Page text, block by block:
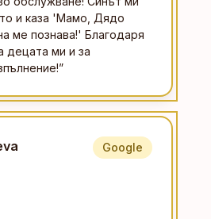
и каза 'Мамо, Дядо
ме познава!' Благодаря
децата ми и за
”
Google